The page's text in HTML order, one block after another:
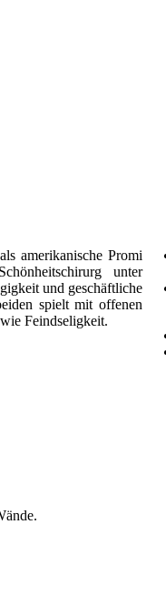
amerikanische Promi
unter
und geschäftliche
spielt mit offenen
Feindseligkeit.